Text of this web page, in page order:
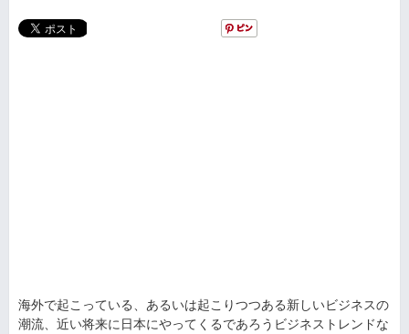
海外で起こっている、あるいは起こりつつある新しいビジネスの
潮流、近い将来に日本にやってくるであろうビジネストレンドな